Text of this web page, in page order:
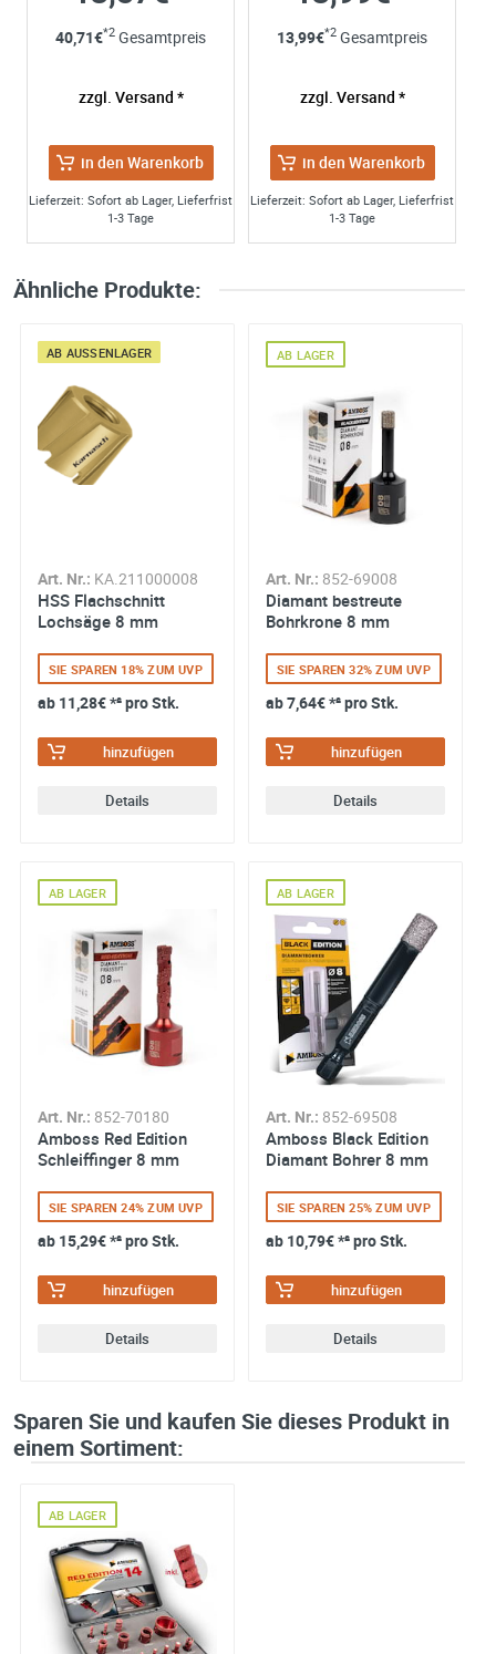
40,71€*2 Gesamtpreis
zzgl. Versand *
in den Warenkorb
Lieferzeit: Sofort ab Lager, Lieferfrist
1-3 Tage
13,99€*2 Gesamtpreis
zzgl. Versand *
in den Warenkorb
Lieferzeit: Sofort ab Lager, Lieferfrist
1-3 Tage
Ähnliche Produkte:
Art. Nr.: KA.211000008
HSS Flachschnitt
Lochsäge 8 mm
AB AUSSENLAGER
SIE SPAREN 18% ZUM UVP
ab 11,28€*² pro Stk.
hinzufügen
Details
Art. Nr.: 852-69008
Diamant bestreute
Bohrkrone 8 mm
AB LAGER
SIE SPAREN 32% ZUM UVP
ab7,64€*² pro Stk.
hinzufügen
Details
Art. Nr.: 852-70180
Amboss Red Edition
Schleiffinger 8 mm
AB LAGER
SIE SPAREN 24% ZUM UVP
ab 15,29€*² pro Stk.
hinzufügen
Details
Art. Nr.: 852-69508
Amboss Black Edition
Diamant Bohrer 8 mm
AB LAGER
SIE SPAREN 25% ZUM UVP
ab 10,79€*² pro Stk.
hinzufügen
Details
Sparen Sie und kaufen Sie dieses Produkt in
einem Sortiment:
AB LAGER